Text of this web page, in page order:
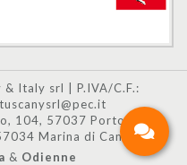
Italy srl | P.IVA/C.F.:
104, 57037 Portoferraio
Marina di Campo (LI)
& Odienne